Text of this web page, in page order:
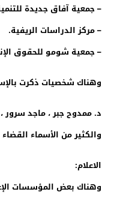
– جمعية آفاق جديدة
– مركز الدراسات الريفية.
– جمعية شومو للحقوق
وهناك شخصيات ذكرت
د. ممدوح جبر ، ماجد سرور
والكثير من الأسماء
الاعلام:
وهناك بعض المؤسسات